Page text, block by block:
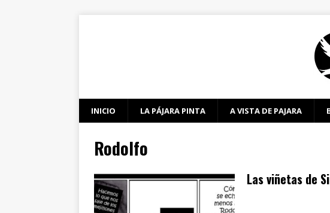
INICIO LA PÁJARA PINTA A VISTA DE PAJARA
Rodolfo
Las viñetas de